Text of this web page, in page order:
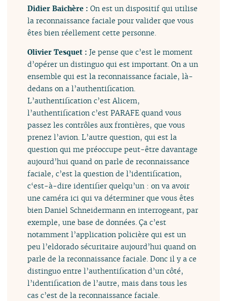
Didier Baichère :On est un dispositif qui utilise
la reconnaissance faciale pour valider que vous
êtes bien réellement cette personne.
Olivier Tesquet :Je pense que c’est le moment
d’opérer un distinguo qui est important. On a un
ensemble qui est la reconnaissance faciale, là-
dedans on a l’authentification.
L’authentification c’est Alicem,
l’authentification c’est PARAFE quand vous
passez les contrôles aux frontières, que vous
prenez l’avion. L’autre question, qui est la
question qui me préoccupe peut-être davantage
aujourd’hui quand on parle de reconnaissance
faciale, c’est la question de l’identification,
c‘est-à-dire identifier quelqu’un : on va avoir
une caméra ici qui va déterminer que vous êtes
bien Daniel Schneidermann en interrogeant, par
exemple, une base de données. Ça c’est
notamment l’application policière qui est un
peu l’eldorado sécuritaire aujourd’hui quand on
parle de la reconnaissance faciale. Donc il y a ce
distinguo entre l’authentification d’un côté,
l’identification de l’autre, mais dans tous les
cas c’est de la reconnaissance faciale.